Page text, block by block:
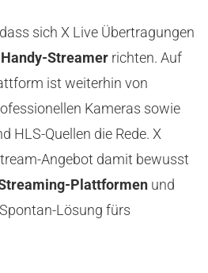
sich X Live Übertragungen
Streamer richten. Auf
ist weiterhin von
Kameras sowie
HLS-Quellen die Rede. X
Angebot damit bewusst
Plattformen und
Lösung fürs